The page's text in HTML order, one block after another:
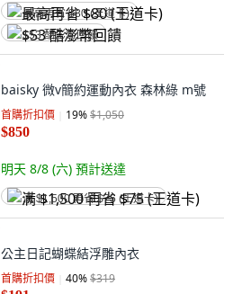
最高再省 $80 (王道卡)
$53 酷澎幣回饋
baisky 微v簡約運動內衣 森林綠 m號
首購折扣價 19%$1,050
$850
明天 8/8 (六) 預計送達
满 $1,500 再省 $75 (王道卡)
公主日記蝴蝶結浮雕內衣
首購折扣價 40%$319